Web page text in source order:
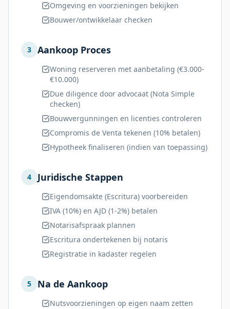
Omgeving en voorzieningen bekijken
Bouwer/ontwikkelaar checken
3 Aankoop Proces
Woning reserveren met aanbetaling (€3.000-
€10.000)
Due diligence door advocaat (Nota Simple
checken)
Bouwvergunningen en licenties controleren
Compromis de Venta tekenen (10% betalen)
Hypotheek finaliseren (indien van toepassing)
4 Juridische Stappen
Eigendomsakte (Escritura) voorbereiden
IVA (10%) en AJD (1-2%) betalen
Notarisafspraak plannen
Escritura ondertekenen bij notaris
Registratie in kadaster regelen
5 Na de Aankoop
Nutsvoorzieningen op eigen naam zetten